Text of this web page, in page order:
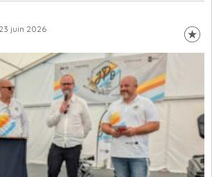
juin 2026